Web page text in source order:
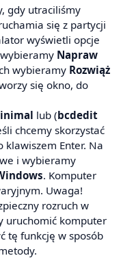
gdy utraciliśmy
się z partycji
wyświetli opcje
Napraw
wybieramy Rozwiąż
się okno, do
lub (bcdedit
chcemy skorzystać
klawiszem Enter. Na
i wybieramy
. Komputer
Uwaga!
rozruch w
uruchomić komputer
tę funkcję w sposób